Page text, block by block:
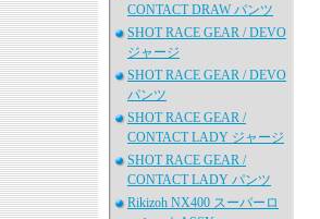
CONTACT DRAW パンツ
SHOT RACE GEAR / DEVO
ジャージ
SHOT RACE GEAR / DEVO
パンツ
SHOT RACE GEAR /
CONTACT LADY ジャージ
SHOT RACE GEAR /
CONTACT LADY パンツ
Rikizoh NX400 スーパーロ